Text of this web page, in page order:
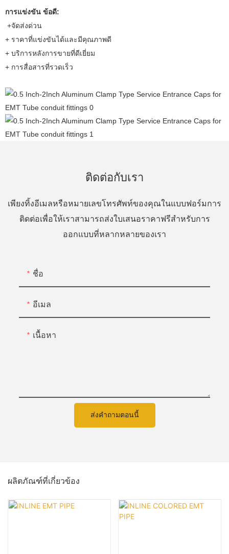
การแข่งขัน ข้อดี:
+จัดส่งด่วน
+ ราคาที่แข่งขันได้และมีคุณภาพดี
+ บริการหลังการขายที่ดีเยี่ยม
+ การสื่อสารที่รวดเร็ว
ติดต่อกับเรา
เพียงทิ้งอีเมลหรือหมายเลขโทรศัพท์ของคุณในแบบฟอร์มการ
ติดต่อเพื่อให้เราสามารถส่งใบเสนอราคาฟรีสำหรับการ
ออกแบบที่หลากหลายของเรา
ชื่อ
อีเมล
เนื้อหา
ส่งคำถามตอนนี้
ผลิตภัณฑ์ที่เกี่ยวข้อง